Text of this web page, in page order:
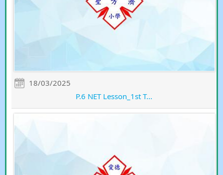
18/03/2025
P.6 NET Lesson_1st T...